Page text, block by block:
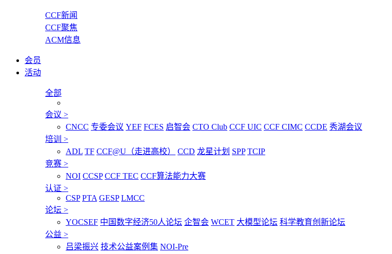
CCF新闻
CCF聚焦
ACM信息
会员
活动
全部
会议 >
CNCC 专委会议 YEF FCES 启智会 CTO Club CCF UIC CCF CIMC CCDE 秀湖会议
培训 >
ADL TF CCF@U（走进高校） CCD 龙星计划 SPP TCIP
竞赛 >
NOI CCSP CCF TEC CCF算法能力大赛
认证 >
CSP PTA GESP LMCC
论坛 >
YOCSEF 中国数字经济50人论坛 企智会 WCET 大模型论坛 科学教育创新论坛
公益 >
吕梁振兴 技术公益案例集 NOI-Pre